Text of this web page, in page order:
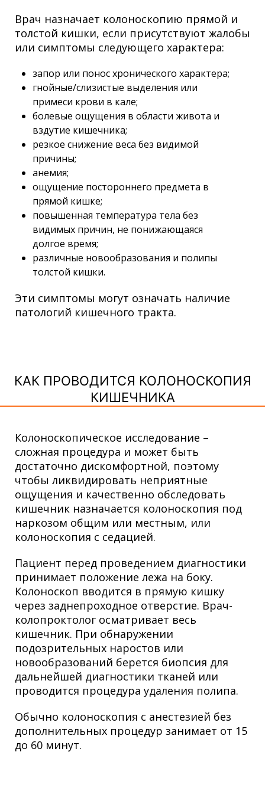
Врач назначает колоноскопию прямой и
толстой кишки, если присутствуют жалобы
или симптомы следующего характера:
запор или понос хронического характера;
гнойные/слизистые выделения или
примеси крови в кале;
болевые ощущения в области живота и
вздутие кишечника;
резкое снижение веса без видимой
причины;
анемия;
ощущение постороннего предмета в
прямой кишке;
повышенная температура тела без
видимых причин, не понижающаяся
долгое время;
различные новообразования и полипы
толстой кишки.
Эти симптомы могут означать наличие
патологий кишечного тракта.
КАК ПРОВОДИТСЯ КОЛОНОСКОПИЯ
КИШЕЧНИКА
Колоноскопическое исследование –
сложная процедура и может быть
достаточно дискомфортной, поэтому
чтобы ликвидировать неприятные
ощущения и качественно обследовать
кишечник назначается колоноскопия под
наркозом общим или местным, или
колоноскопия с седацией.
Пациент перед проведением диагностики
принимает положение лежа на боку.
Колоноскоп вводится в прямую кишку
через заднепроходное отверстие. Врач-
колопроктолог осматривает весь
кишечник. При обнаружении
подозрительных наростов или
новообразований берется биопсия для
дальнейшей диагностики тканей или
проводится процедура удаления полипа.
Обычно колоноскопия с анестезией без
дополнительных процедур занимает от 15
до 60 минут.